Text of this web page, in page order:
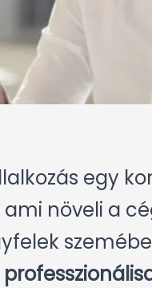
egy
növeli a